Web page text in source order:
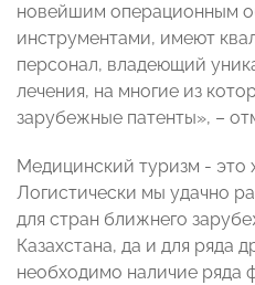
новейшим операционным
инструментами, имеют
персонал, владеющий
лечения, на многие из
зарубежные патенты», –
Медицинский туризм - это
Логистически мы удачно
для стран ближнего
Казахстана, да и для ряда
необходимо наличие ряда